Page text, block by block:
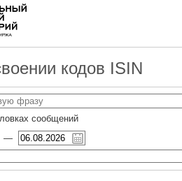
кодов ISIN
сообщений
—